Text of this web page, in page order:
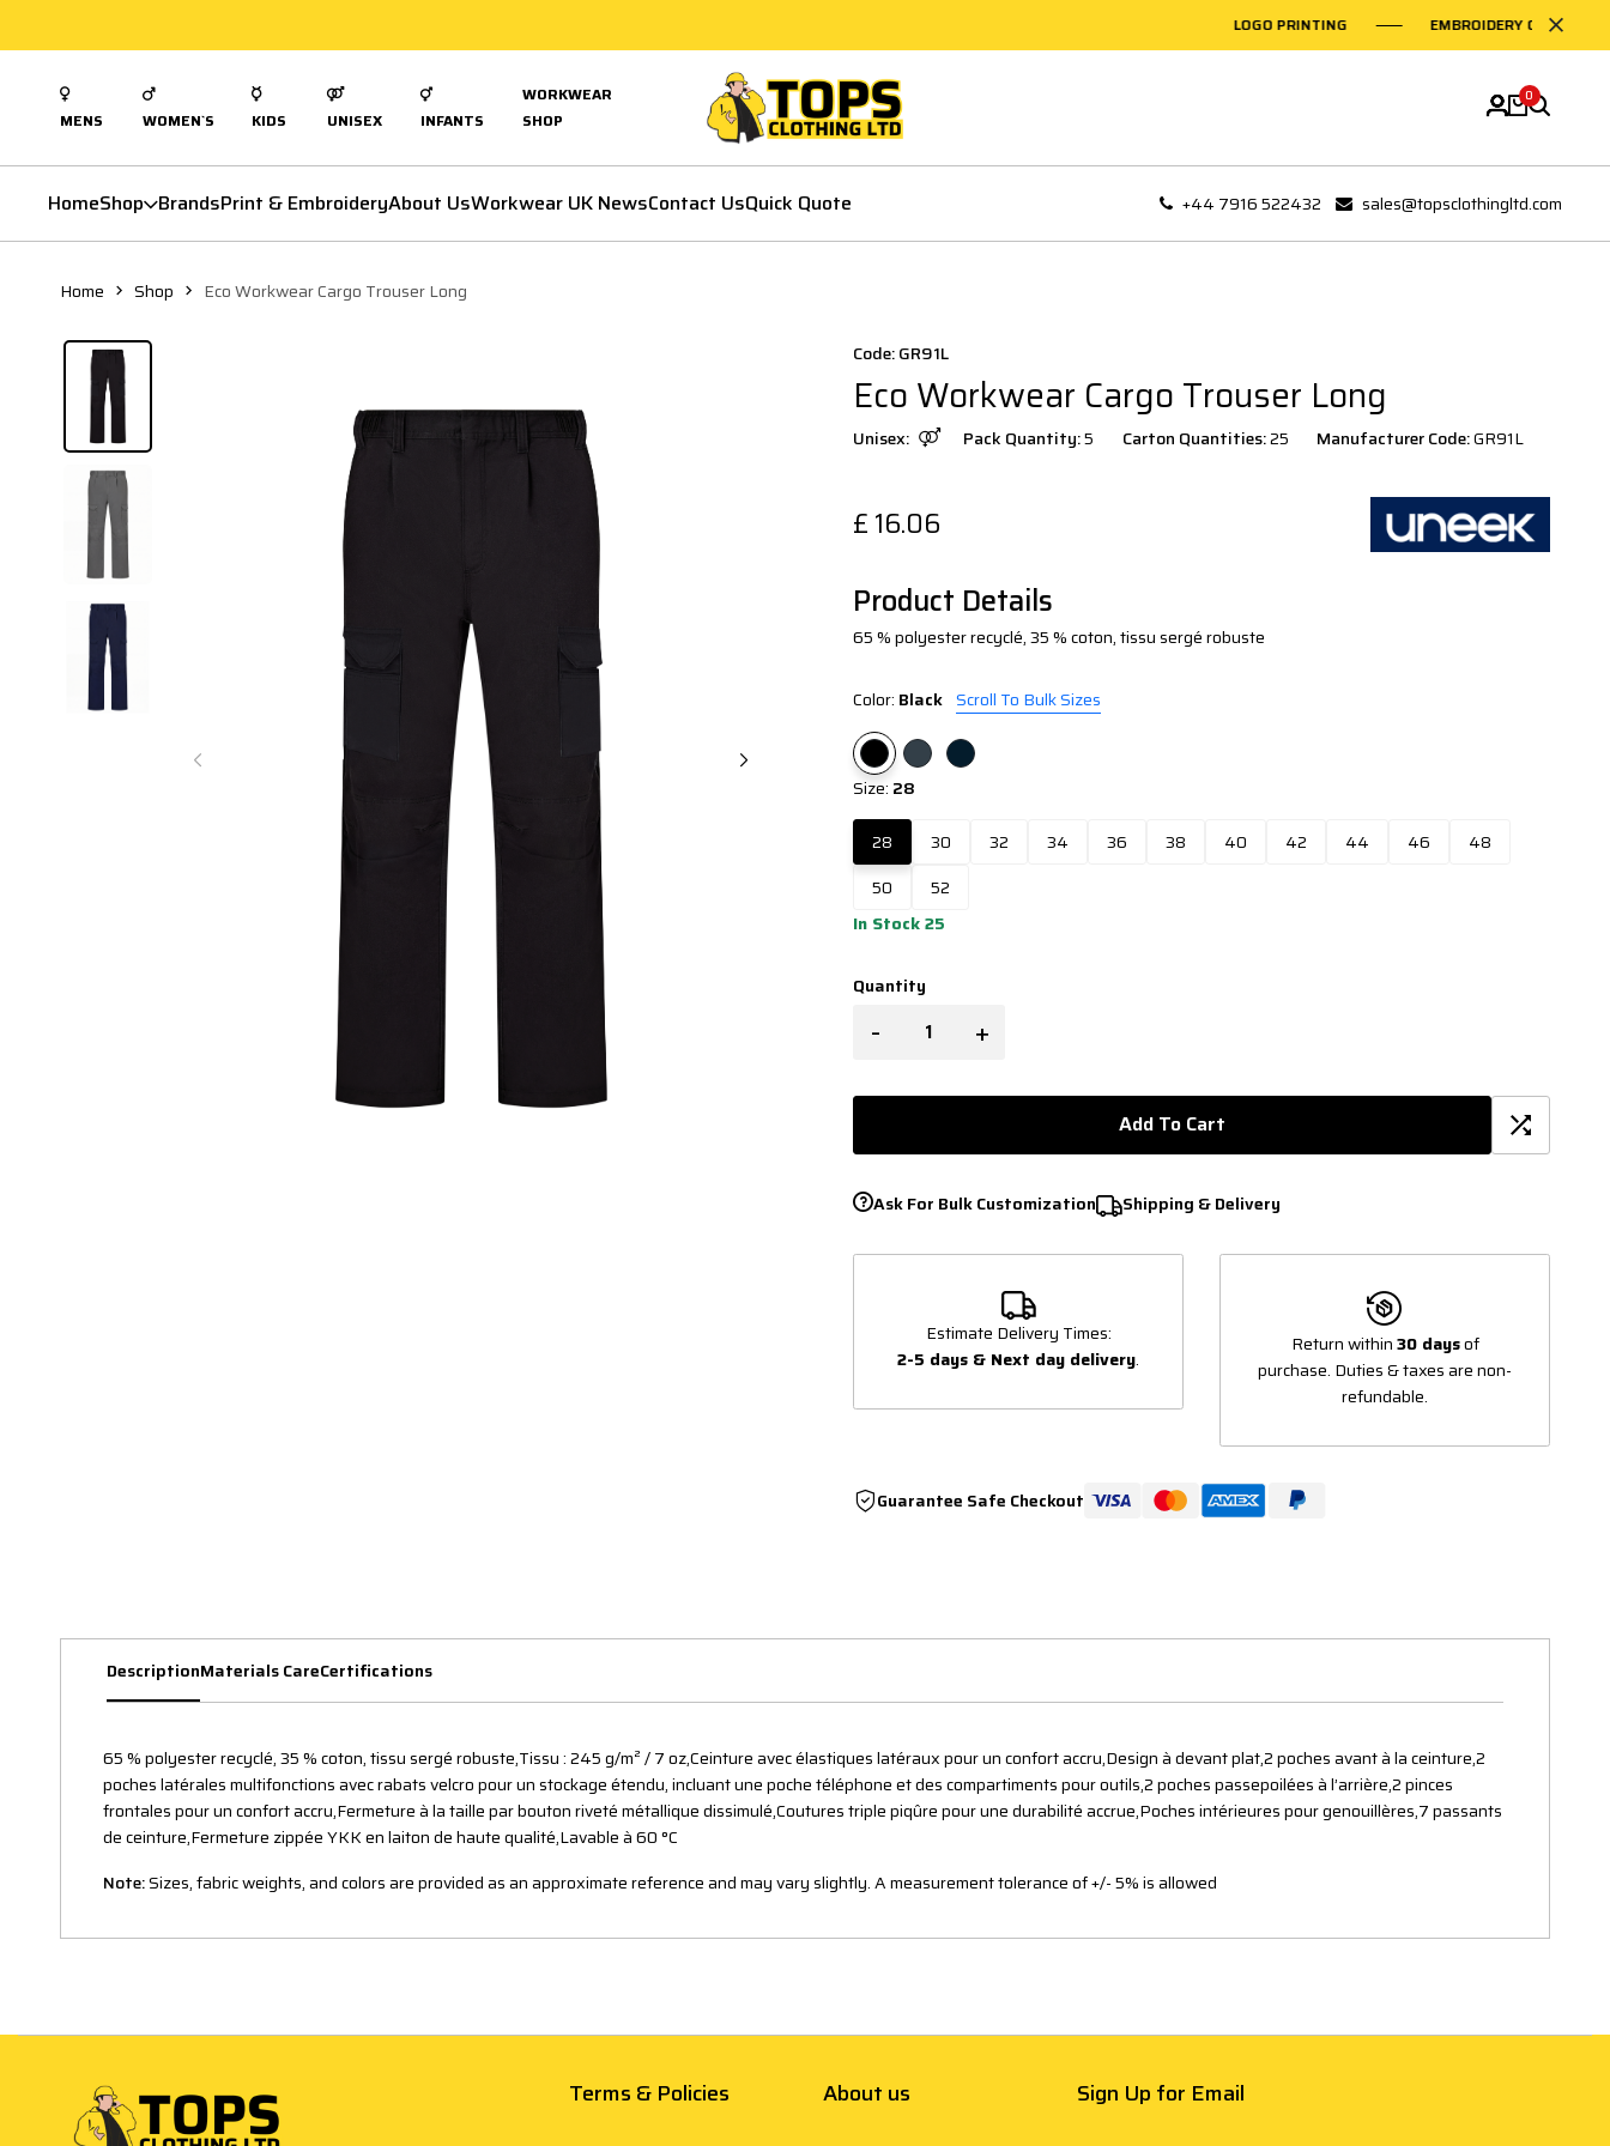
LOGO PRINTING EMBROIDERY ON GARMENTS
MENS WOMEN`S KIDS UNISEX INFANTS
WORKWEAR
SHOP
0
HomeShop BrandsPrint & EmbroideryAbout UsWorkwear UK NewsContact UsQuick Quote +44 7916 522432 sales@topsclothingltd.com
Home Shop Eco Workwear Cargo Trouser Long
Code: GR91L
Eco Workwear Cargo Trouser Long
Unisex: Pack Quantity:5 Carton Quantities:25 Manufacturer Code:GR91L
£ 16.06
Product Details
65 % polyester recyclé, 35 % coton, tissu sergé robuste
Color: Black Scroll To Bulk Sizes
Size: 28
28 30 32 34 36 38 40 42 44 46
48
50
52
In Stock 25
Quantity
- +
Add To Cart
Ask For Bulk Customization Shipping & Delivery
Estimate Delivery Times:
2-5 days & Next day delivery.
Return within30 daysof
purchase. Duties & taxes are non-
refundable.
Guarantee Safe Checkout
DescriptionMaterials CareCertifications
65 % polyester recyclé, 35 % coton, tissu sergé robuste,Tissu : 245 g/m² / 7 oz,Ceinture avec élastiques latéraux pour un confort accru,Design à devant plat,2 poches avant à la ceinture,2
poches latérales multifonctions avec rabats velcro pour un stockage étendu, incluant une poche téléphone et des compartiments pour outils,2 poches passepoilées à l’arrière,2 pinces
frontales pour un confort accru,Fermeture à la taille par bouton riveté métallique dissimulé,Coutures triple piqûre pour une durabilité accrue,Poches intérieures pour genouillères,7 passants
de ceinture,Fermeture zippée YKK en laiton de haute qualité,Lavable à 60 °C
Note:Sizes, fabric weights, and colors are provided as an approximate reference and may vary slightly. A measurement tolerance of +/- 5% is allowed
Terms & Policies About us Sign Up for Email